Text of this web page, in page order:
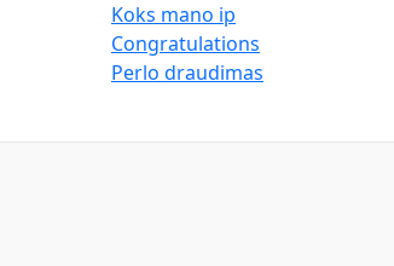
Koks mano ip
Congratulations
Perlo draudimas